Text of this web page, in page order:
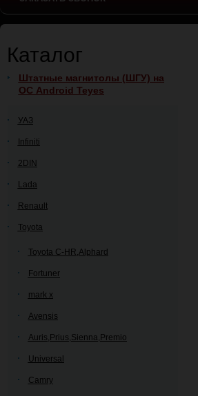
Каталог
Штатные магнитолы (ШГУ) на
ОС Android Teyes
УАЗ
Infiniti
2DIN
Lada
Renault
Toyota
Toyota C-HR,Alphard
Fortuner
mark x
Avensis
Auris,Prius,Sienna,Premio
Universal
Camry